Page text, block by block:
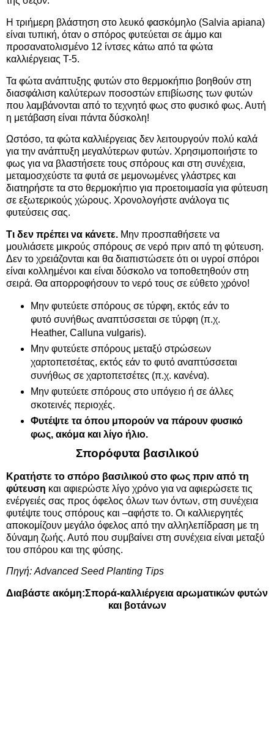
Η τριήμερη βλάστηση στο λευκό φασκόμηλο (Salvia apiana)
είναι τυπική, όταν ο σπόρος φυτεύεται σε άμμο και
προσανατολισμένο 12 ίντσες κάτω από τα φώτα
καλλιέργειας T-5.
Τα φώτα ανάπτυξης φυτών στο θερμοκήπιο βοηθούν στη
διασφάλιση καλύτερων ποσοστών επιβίωσης των φυτών
που λαμβάνονται από το τεχνητό φως στο φυσικό φως. Αυτή
η μετάβαση είναι πάντα δύσκολη!
Ωστόσο, τα φώτα καλλιέργειας δεν λειτουργούν πολύ καλά
για την ανάπτυξη μεγαλύτερων φυτών. Χρησιμοποιήστε το
φως για να βλαστήσετε τους σπόρους και στη συνέχεια,
μεταμοσχεύστε τα φυτά σε μεμονωμένες γλάστρες και
διατηρήστε τα στο θερμοκήπιο για προετοιμασία για φύτευση
σε εξωτερικούς χώρους. Χρονολογήστε ανάλογα τις
φυτεύσεις σας.
Τι δεν πρέπει να κάνετε. Μην προσπαθήσετε να
μουλιάσετε μικρούς σπόρους σε νερό πριν από τη φύτευση.
Δεν το χρειάζονται και θα διαπιστώσετε ότι οι υγροί σπόροι
είναι κολλημένοι και είναι δύσκολο να τοποθετηθούν στη
σειρά. Θα απορροφήσουν το νερό τους σε εύθετο χρόνο!
Μην φυτεύετε σπόρους σε τύρφη, εκτός εάν το
φυτό συνήθως αναπτύσσεται σε τύρφη (π.χ.
Heather, Calluna vulgaris).
Μην φυτεύετε σπόρους μεταξύ στρώσεων
χαρτοπετσέτας, εκτός εάν το φυτό αναπτύσσεται
συνήθως σε χαρτοπετσέτες (π.χ. κανένα).
Μην φυτεύετε σπόρους στο υπόγειο ή σε άλλες
σκοτεινές περιοχές.
Φυτέψτετα όπου μπορούν να πάρουν φυσικό
φως, ακόμα και λίγο ήλιο.
Σπορόφυτα βασιλικού
Κρατήστε το σπόρο βασιλικού στο φως πριν από τη
φύτευση και αφιερώστε λίγο χρόνο για να αφιερώσετε τις
ενέργειές σας προς όφελος όλων των όντων, στη συνέχεια
φυτέψτε τους σπόρους και –αφήστε το. Οι καλλιεργητές
αποκομίζουν μεγάλο όφελος από την αλληλεπίδραση με τη
δύναμη ζωής. Αυτό που συμβαίνει στη συνέχεια είναι μεταξύ
του σπόρου και της φύσης.
Πηγή:Advanced Seed Planting Tips
Διαβάστε ακόμη:Σπορά-καλλιέργεια αρωματικών φυτών
και βοτάνων